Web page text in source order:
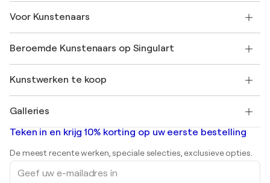
SINGULART Cadeaubon
Neem deel aan ons handelsprogramma
Mijn Account
+31 20 241 4758
Veelgestelde Vragen
Singulart Magazine
Werken bij SINGULART
Ontdek gecureerde originele kunst
Voor Kunstenaars
Inloggen als Artiest
Beroemde Kunstenaars op Singulart
Marc Chagall
Banksy
Mr. Brainwash
Shepard Fairey
Kunstwerken te koop
Abstracte schilderijen te koop
Landschapsschilderijen
Beelden
Acrylverfschilderijen
Galleries
Kunstgaleries in Nederland
Teken in en krijg 10% korting op uw eerste bestelling
De meest recente werken, speciale selecties, exclusieve opties.
Geef
uw